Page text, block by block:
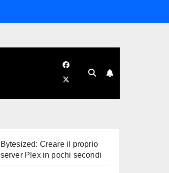
Bytesized: Creare il proprio
server Plex in pochi secondi